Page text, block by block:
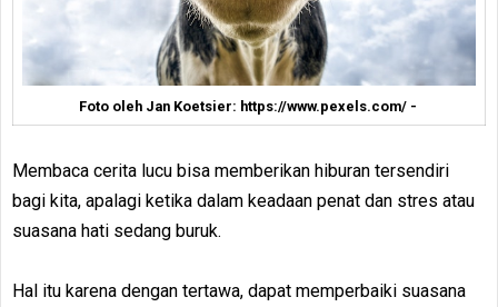
Foto oleh Jan Koetsier: https://www.pexels.com/ -
Membaca cerita lucu bisa memberikan hiburan tersendiri
bagi kita, apalagi ketika dalam keadaan penat dan stres atau
suasana hati sedang buruk.
Hal itu karena dengan tertawa, dapat memperbaiki suasana